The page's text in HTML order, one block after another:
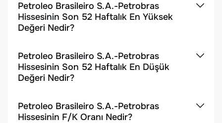
Petroleo Brasileiro S.A.-Petrobras
Hissesinin Son 52 Haftalık En Yüksek
Değeri Nedir?
Petroleo Brasileiro S.A.-Petrobras
Hissesinin Son 52 Haftalık En Düşük
Değeri Nedir?
Petroleo Brasileiro S.A.-Petrobras
Hissesinin F/K Oranı Nedir?